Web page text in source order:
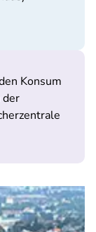
Konsum
der